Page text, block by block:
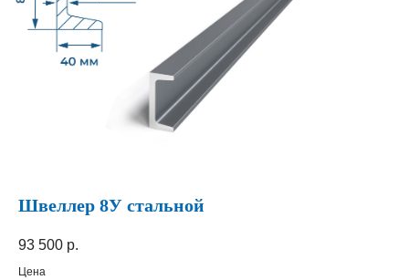
Швеллер 8У стальной
93 500 р.
Цена